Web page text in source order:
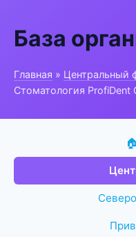
База
Главная » Центральный
Стоматология ProfiDent